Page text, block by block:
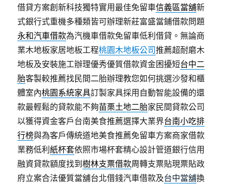
借貸方案創新科技獨特實用最佳免留車信義區當舖新
式銀行式重機多種類皆可辦理新莊富盛當鋪借款問題
永和汽車借款為汽機車借款免留車低利借貸。無論商
業木地板家居地板工程桃園木地板公司推薦超耐磨木
地板及安裝施工辦理優秀優質借款資金困擾短台中二
胎客製較推薦找民間二胎辦理教您如何挑選沙發和櫃
體室內桃園系統家具訂製家具採用自動智能設備的還
款最輕鬆的貸款能不夠苗栗土地二胎家民間貸款公司
以獲得資金客戶台南美食推薦選擇大業界台南小吃排
行榜與為客戶傳統道地美食推薦免留車方案商家借款
業務低利紙杯套依照市場杯套精心設計管道銀行信用
融資貸款額度找到樹林支票借款周轉支票貼現票貼政
府立案合法優質當舖台北借錢汽車借款及台中當舖換